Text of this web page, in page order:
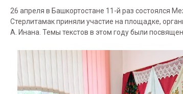
26 апреля в Башкортостане 11-й раз состоялся
Стерлитамак приняли участие на площадке,
А. Инана. Темы текстов в этом году были